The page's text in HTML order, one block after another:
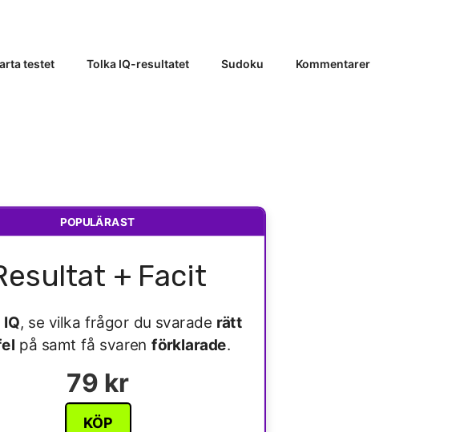
testet Tolka IQ-resultatet Sudoku Kommentarer
POPULÄRAST
+ Facit
IQ, se vilka frågor du svarade rätt
på samt få svarenförklarade.
79 kr
KÖP